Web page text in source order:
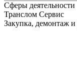
Сферы деятельности
Транслом Сервис
Закупка, демонтаж и